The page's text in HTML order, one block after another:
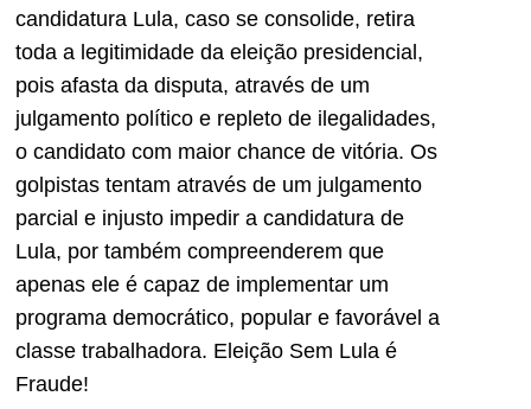
candidatura Lula, caso se consolide, retira
toda a legitimidade da eleição presidencial,
pois afasta da disputa, através de um
julgamento político e repleto de ilegalidades,
o candidato com maior chance de vitória. Os
golpistas tentam através de um julgamento
parcial e injusto impedir a candidatura de
Lula, por também compreenderem que
apenas ele é capaz de implementar um
programa democrático, popular e favorável a
classe trabalhadora. Eleição Sem Lula é
Fraude!